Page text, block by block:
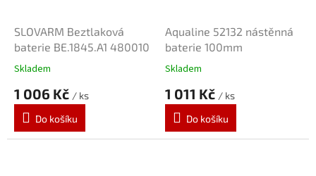
SLOVARM Beztlaková
baterie BE.1845.A1 480010
Skladem
1 006 Kč / ks
Do košíku
Aqualine 52132 nástěnná
baterie 100mm
Skladem
1 011 Kč / ks
Do košíku